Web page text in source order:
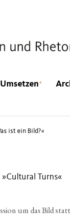
Umsetzen*
ist ein Bild?«
Turns«
um das Bild